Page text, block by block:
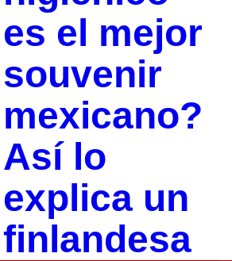
es el mejor
souvenir
mexicano?
Así lo
explica un
finlandesa